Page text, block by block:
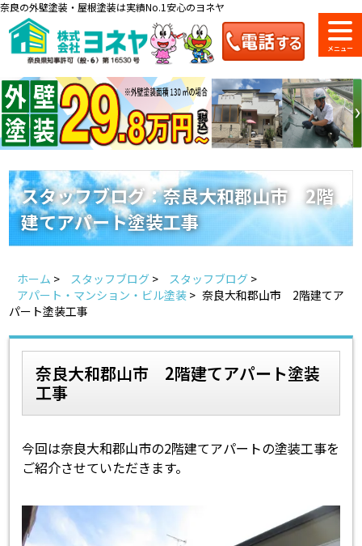
奈良の外壁塗装・屋根塗装は実績No.1安心のヨネヤ
料金一覧 会社案内 ショールーム
のご紹介
来店予約 お問い合わせ
お見積り お電話
地域の事例がいっぱい
ヨネヤの施工実績
スタッフ紹介
スタッフブログ 屋根リフォームについて
ヨネヤがお客様から選ばれる10の
理由
スタッフブログ：奈良大和郡山市 2階
建てアパート塗装工事
ホーム > スタッフブログ > スタッフブログ >
アパート・マンション・ビル塗装 > 奈良大和郡山市 2階建てア
パート塗装工事
奈良大和郡山市 2階建てアパート塗装
工事
今回は奈良大和郡山市の2階建てアパートの塗装工事を
ご紹介させていただきます。